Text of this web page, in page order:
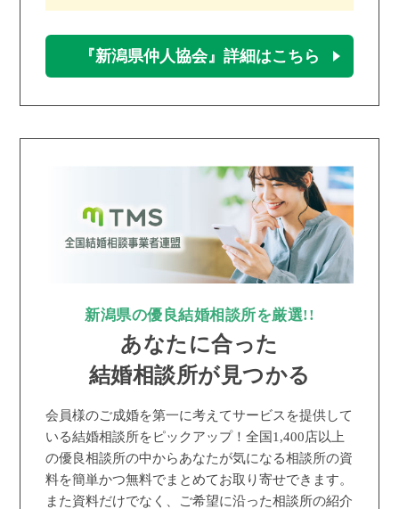
『新潟県仲人協会』詳細はこちら
新潟県の優良結婚相談所を厳選!!
あなたに合った
結婚相談所が見つかる
会員様のご成婚を第一に考えてサービスを提供して
いる結婚相談所をピックアップ！全国1,400店以上
の優良相談所の中からあなたが気になる相談所の資
料を簡単かつ無料でまとめてお取り寄せできます。
また資料だけでなく、ご希望に沿った相談所の紹介